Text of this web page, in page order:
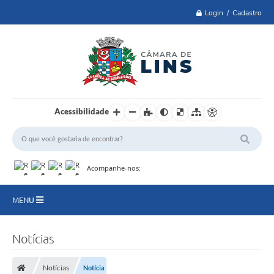
Login / Cadastro
Acessibilidade
Acompanhe-nos:
MENU
Notícias
Notícias Notícia